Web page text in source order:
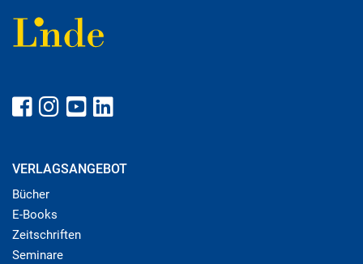
VERLAGSANGEBOT
Bücher
E-Books
Zeitschriften
Seminare